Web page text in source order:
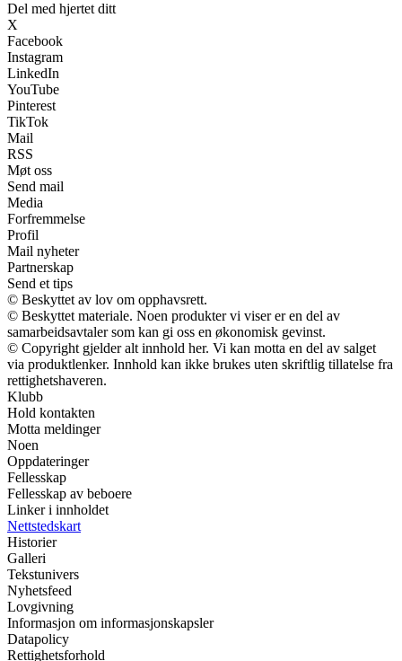
Del med hjertet ditt
X
Facebook
Instagram
LinkedIn
YouTube
Pinterest
TikTok
Mail
RSS
Møt oss
Send mail
Media
Forfremmelse
Profil
Mail nyheter
Partnerskap
Send et tips
© Beskyttet av lov om opphavsrett.
© Beskyttet materiale. Noen produkter vi viser er en del av
samarbeidsavtaler som kan gi oss en økonomisk gevinst.
© Copyright gjelder alt innhold her. Vi kan motta en del av salget
via produktlenker. Innhold kan ikke brukes uten skriftlig tillatelse fra
rettighetshaveren.
Klubb
Hold kontakten
Motta meldinger
Noen
Oppdateringer
Fellesskap
Fellesskap av beboere
Linker i innholdet
Nettstedskart
Historier
Galleri
Tekstunivers
Nyhetsfeed
Lovgivning
Informasjon om informasjonskapsler
Datapolicy
Rettighetsforhold